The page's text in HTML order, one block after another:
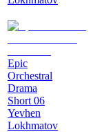
Epic
Orchestral
Drama
Short 06
Yevhen
Lokhmatov